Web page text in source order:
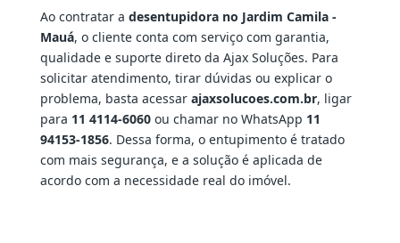
Ao contratar a desentupidora no Jardim Camila -
Mauá, o cliente conta com serviço com garantia,
qualidade e suporte direto da Ajax Soluções. Para
solicitar atendimento, tirar dúvidas ou explicar o
problema, basta acessar ajaxsolucoes.com.br, ligar
para 11 4114-6060ou chamar no WhatsApp 11
94153-1856. Dessa forma, o entupimento é tratado
com mais segurança, e a solução é aplicada de
acordo com a necessidade real do imóvel.